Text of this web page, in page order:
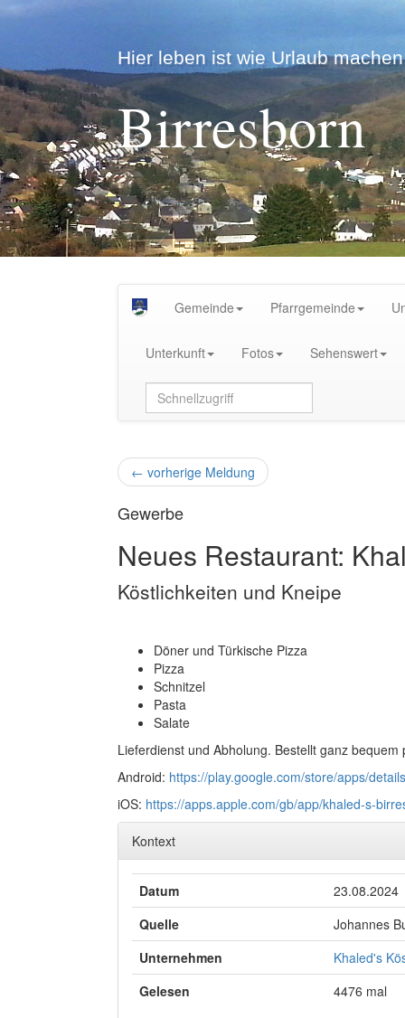
Hier leben ist wie Urlaub
Birresborn
Gemeinde Pfarrgemeinde
Unterkunft Fotos Sehenswert
← vorherige Meldung
Gewerbe
Neues Restaurant:
Köstlichkeiten und Kneipe
Döner und Türkische Pizza
Pizza
Schnitzel
Pasta
Salate
Lieferdienst und Abholung. Bestellt ganz
Android: https://play.google.com/store/apps/
iOS: https://apps.apple.com/gb/app/khaled-s-
Kontext
Datum
23.08.2024
Quelle
Johannes
Unternehmen
Khaled's
Gelesen
4476 mal